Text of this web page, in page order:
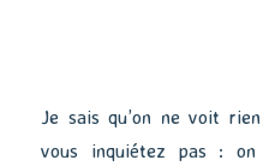
Je sais qu’on ne voit
vous inquiétez pas :